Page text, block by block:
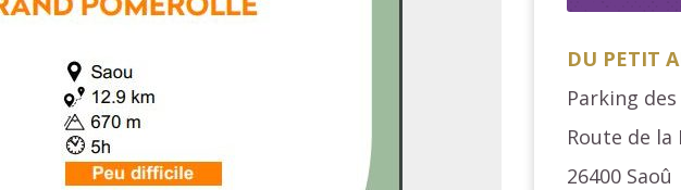
DU PETIT
Parking
Route de la
26400 Saoû